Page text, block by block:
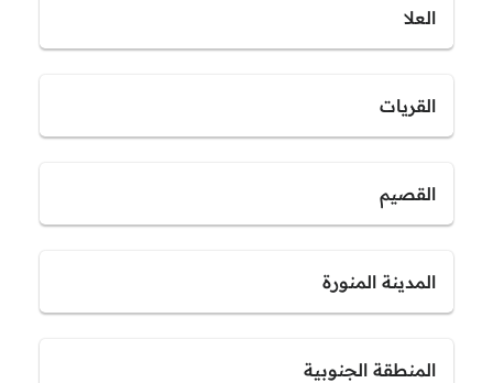
العلا
القريات
القصيم
المدينة المنورة
المنطقة الجنوبية